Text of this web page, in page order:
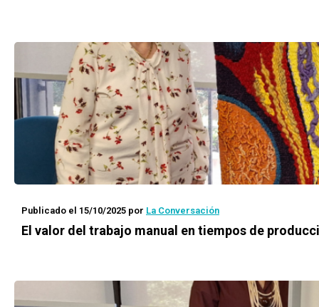
Publicado el 15/10/2025 por La Conversación
El valor del trabajo manual en tiempos de